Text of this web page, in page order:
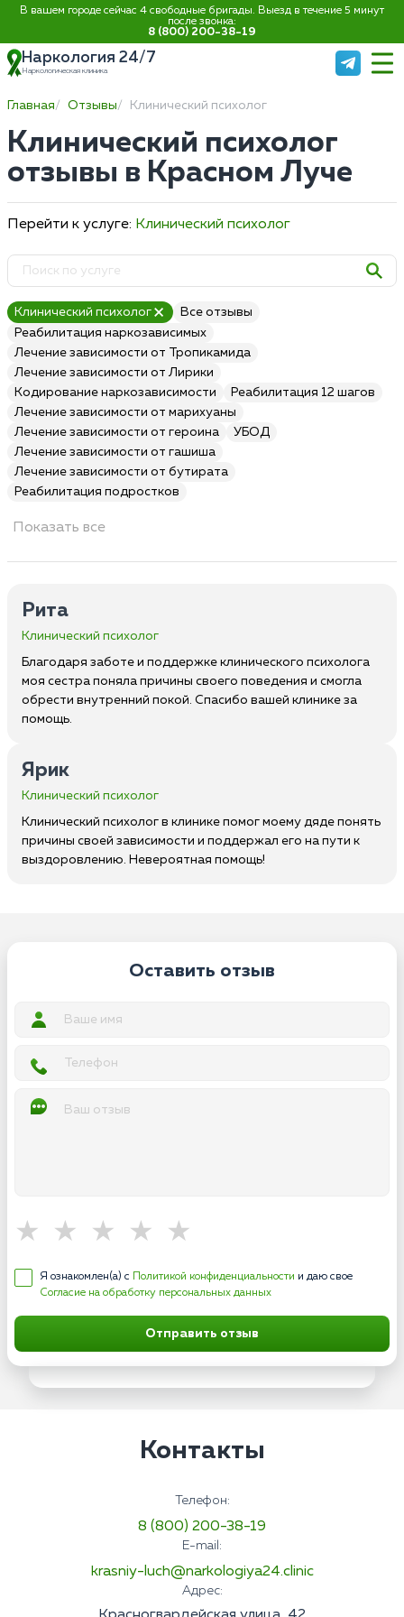
В вашем городе сейчас 4 свободные бригады. Выезд в течение 5 минут
после звонка:
8 (800) 200-38-19
Наркология 24/7
Наркологическая клиника
Главная Отзывы Клинический психолог
Клинический психолог
отзывы в Красном Луче
Перейти к услуге: Клинический психолог
Клинический психолог
Все отзывы
Реабилитация наркозависимых
Лечение зависимости от Тропикамида
Лечение зависимости от Лирики
Кодирование наркозависимости
Реабилитация 12 шагов
Лечение зависимости от марихуаны
Лечение зависимости от героина
УБОД
Лечение зависимости от гашиша
Лечение зависимости от бутирата
Реабилитация подростков
Показать все
Рита
Клинический психолог
Благодаря заботе и поддержке клинического психолога
моя сестра поняла причины своего поведения и смогла
обрести внутренний покой. Спасибо вашей клинике за
помощь.
Ярик
Клинический психолог
Клинический психолог в клинике помог моему дяде понять
причины своей зависимости и поддержал его на пути к
выздоровлению. Невероятная помощь!
Оставить отзыв
Я ознакомлен(а) с Политикой конфиденциальности и даю свое
Согласие на обработку персональных данных
Отправить отзыв
Контакты
Телефон:
8 (800) 200-38-19
E-mail:
krasniy-luch@narkologiya24.clinic
Адрес: